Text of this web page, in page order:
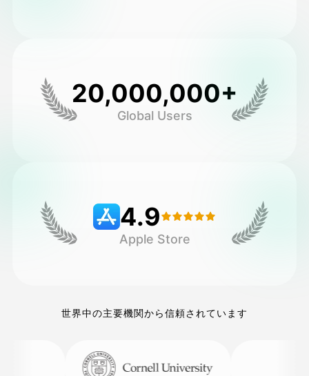
20,000,000+
Global Users
4.9
Apple Store
世界中の主要機関から信頼されています